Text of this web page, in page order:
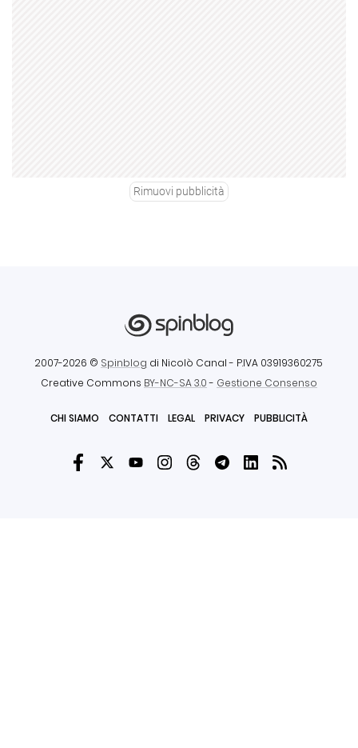
Rimuovi pubblicità
2007-2026 © Spinblog di Nicolò Canal - P.IVA 03919360275
Creative Commons BY-NC-SA 3.0- Gestione Consenso
CHI SIAMO CONTATTI LEGAL PRIVACY PUBBLICITÀ